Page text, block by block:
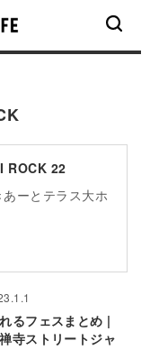
ROCK 22
ーとテラス大ホ
るフェスまとめ |
寺ストリートジャ